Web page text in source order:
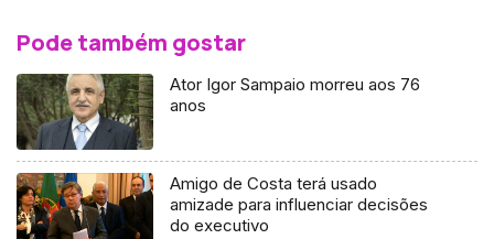
Pode também gostar
Ator Igor Sampaio morreu aos 76
anos
Amigo de Costa terá usado
amizade para influenciar decisões
do executivo